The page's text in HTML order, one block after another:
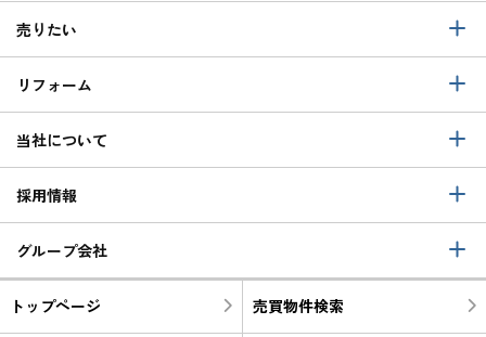
売りたい
リフォーム
当社について
採用情報
グループ会社
トップページ 売買物件検索